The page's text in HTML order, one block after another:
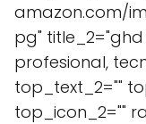
amazon.com/
pg"
profesional,
top_text_2=""
top_icon_2=""